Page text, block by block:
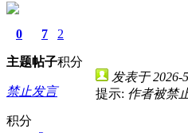
0
主题
7
帖子
2
积分
禁止发言
积分
发表于 2026-
提示: 作者被禁